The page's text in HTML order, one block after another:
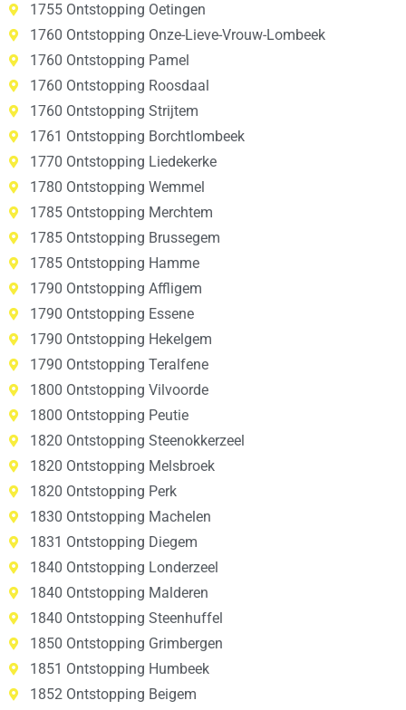
1755 Ontstopping Oetingen
1760 Ontstopping Onze-Lieve-Vrouw-Lombeek
1760 Ontstopping Pamel
1760 Ontstopping Roosdaal
1760 Ontstopping Strijtem
1761 Ontstopping Borchtlombeek
1770 Ontstopping Liedekerke
1780 Ontstopping Wemmel
1785 Ontstopping Merchtem
1785 Ontstopping Brussegem
1785 Ontstopping Hamme
1790 Ontstopping Affligem
1790 Ontstopping Essene
1790 Ontstopping Hekelgem
1790 Ontstopping Teralfene
1800 Ontstopping Vilvoorde
1800 Ontstopping Peutie
1820 Ontstopping Steenokkerzeel
1820 Ontstopping Melsbroek
1820 Ontstopping Perk
1830 Ontstopping Machelen
1831 Ontstopping Diegem
1840 Ontstopping Londerzeel
1840 Ontstopping Malderen
1840 Ontstopping Steenhuffel
1850 Ontstopping Grimbergen
1851 Ontstopping Humbeek
1852 Ontstopping Beigem